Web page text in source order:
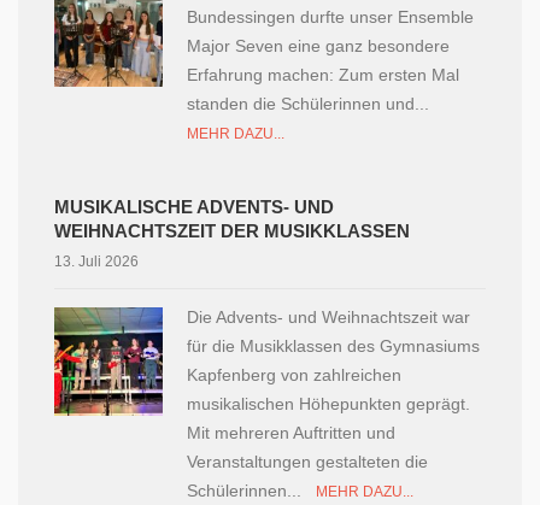
Bundessingen durfte unser Ensemble
Major Seven eine ganz besondere
Erfahrung machen: Zum ersten Mal
standen die Schülerinnen und...
MEHR DAZU...
MUSIKALISCHE ADVENTS- UND
WEIHNACHTSZEIT DER MUSIKKLASSEN
13. Juli 2026
Die Advents- und Weihnachtszeit war
für die Musikklassen des Gymnasiums
Kapfenberg von zahlreichen
musikalischen Höhepunkten geprägt.
Mit mehreren Auftritten und
Veranstaltungen gestalteten die
Schülerinnen...
MEHR DAZU...